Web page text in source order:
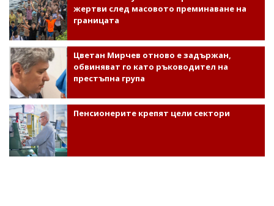
жертви след масовото преминаване на
границата
Цветан Мирчев отново е задържан,
обвиняват го като ръководител на
престъпна група
Пенсионерите крепят цели сектори